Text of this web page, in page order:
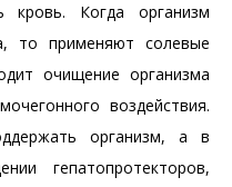
кровь. Когда организм
то применяют солевые
очищение организма
воздействия.
организм, а в
гепатопротекторов,